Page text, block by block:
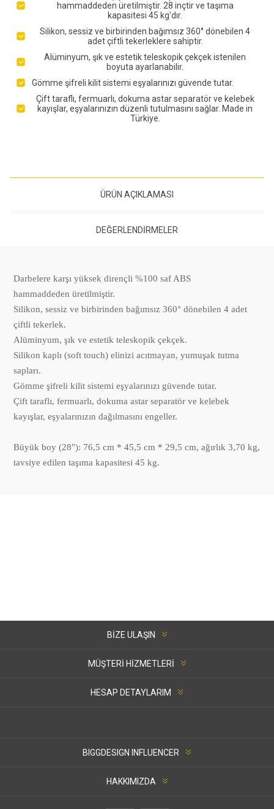
hammaddeden üretilmiştir. 28 inçtir ve taşıma
kapasitesi 45 kg'dır.
Silikon, sessiz ve birbirinden bağımsız 360° dönebilen 4
adet çiftli tekerleklere sahiptir.
Alüminyum, şık ve estetik teleskopik çekçek istenilen
boyuta ayarlanabilir.
Gömme şifreli kilit sistemi eşyalarınızı güvende tutar.
Çift taraflı, fermuarlı, dokuma astar separatör ve kelebek
kayışlar, eşyalarınızın düzenli tutulmasını sağlar. Made in
Türkiye.
ÜRÜN AÇIKLAMASI
DEĞERLENDIRMELER
Darbelere karşı yüksek dirençli %100 saf ABS
hammaddeden üretilmiştir.
Silikon, sessiz ve birbirinden bağımsız 360° dönebilen 4 adet
çiftli tekerlek.
Alüminyum, şık ve estetik teleskopik çekçek.
Silikon kaplı (soft touch) elinizi acıtmayan, yumuşak tutma
sapları.
Gömme şifreli kilit sistemi eşyalarınızı güvende tutar.
Çift taraflı, fermuarlı, dokuma astar separatör ve kelebek
kayışlar, eşyalarınızın dağılmasını engeller.
Büyük boy (28"): 76,5 cm * 45,5 cm * 29,5 cm, ağırlık 3,70 kg,
tavsiye edilen taşıma kapasitesi 45 kg.
BIZE ULAŞIN
MÜŞTERI HIZMETLERI
HESAP DETAYLARIM
BIGGDESIGN INFLUENCER
HAKKIMIZDA